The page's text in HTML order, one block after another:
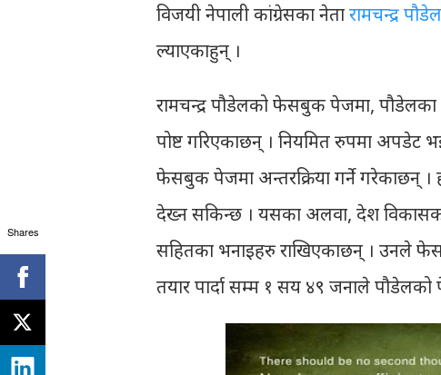
विजयी नेपाली कांग्रेसका नेतारामचन्द्र
ल्याएकाहुन् ।
रामचन्द्र पौडेलको फेसबुक पेजमा,
पोष्ट गरिएकाछन् । नियमित रुपमा
फेसबुक पेजमा अन्तरक्रिया गर्ने गरेकाछन् ।
देख्न सकिन्छ । यसका अलवा, देश विकासको
सहितका भनाइहरु राखिएकाछन् । उनले
तयार पार्दा सम्म १ सय ४९ जनाले
Shares